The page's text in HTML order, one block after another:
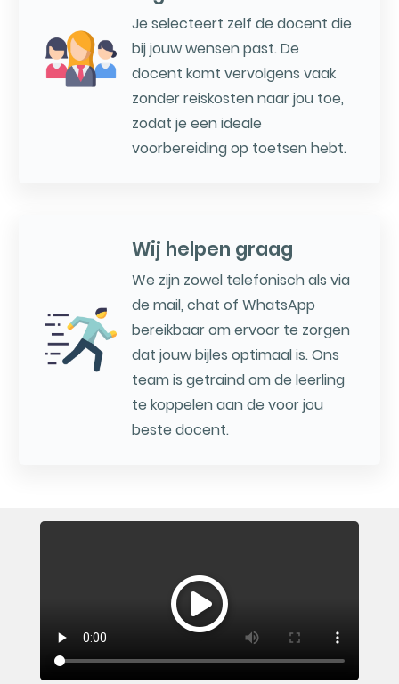
Je selecteert zelf de docent die
bij jouw wensen past. De
docent komt vervolgens vaak
zonder reiskosten naar jou toe,
zodat je een ideale
voorbereiding op toetsen hebt.
Wij helpen graag
We zijn zowel telefonisch als via
de mail, chat of WhatsApp
bereikbaar om ervoor te zorgen
dat jouw bijles optimaal is. Ons
team is getraind om de leerling
te koppelen aan de voor jou
beste docent.